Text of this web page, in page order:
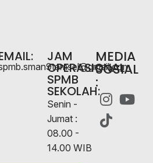
JAM
OPERASIONAL
SPMB
SEKOLAH:
Senin -
Jumat :
08.00 -
14.00 WIB
MEDIA
SOSIAL
: